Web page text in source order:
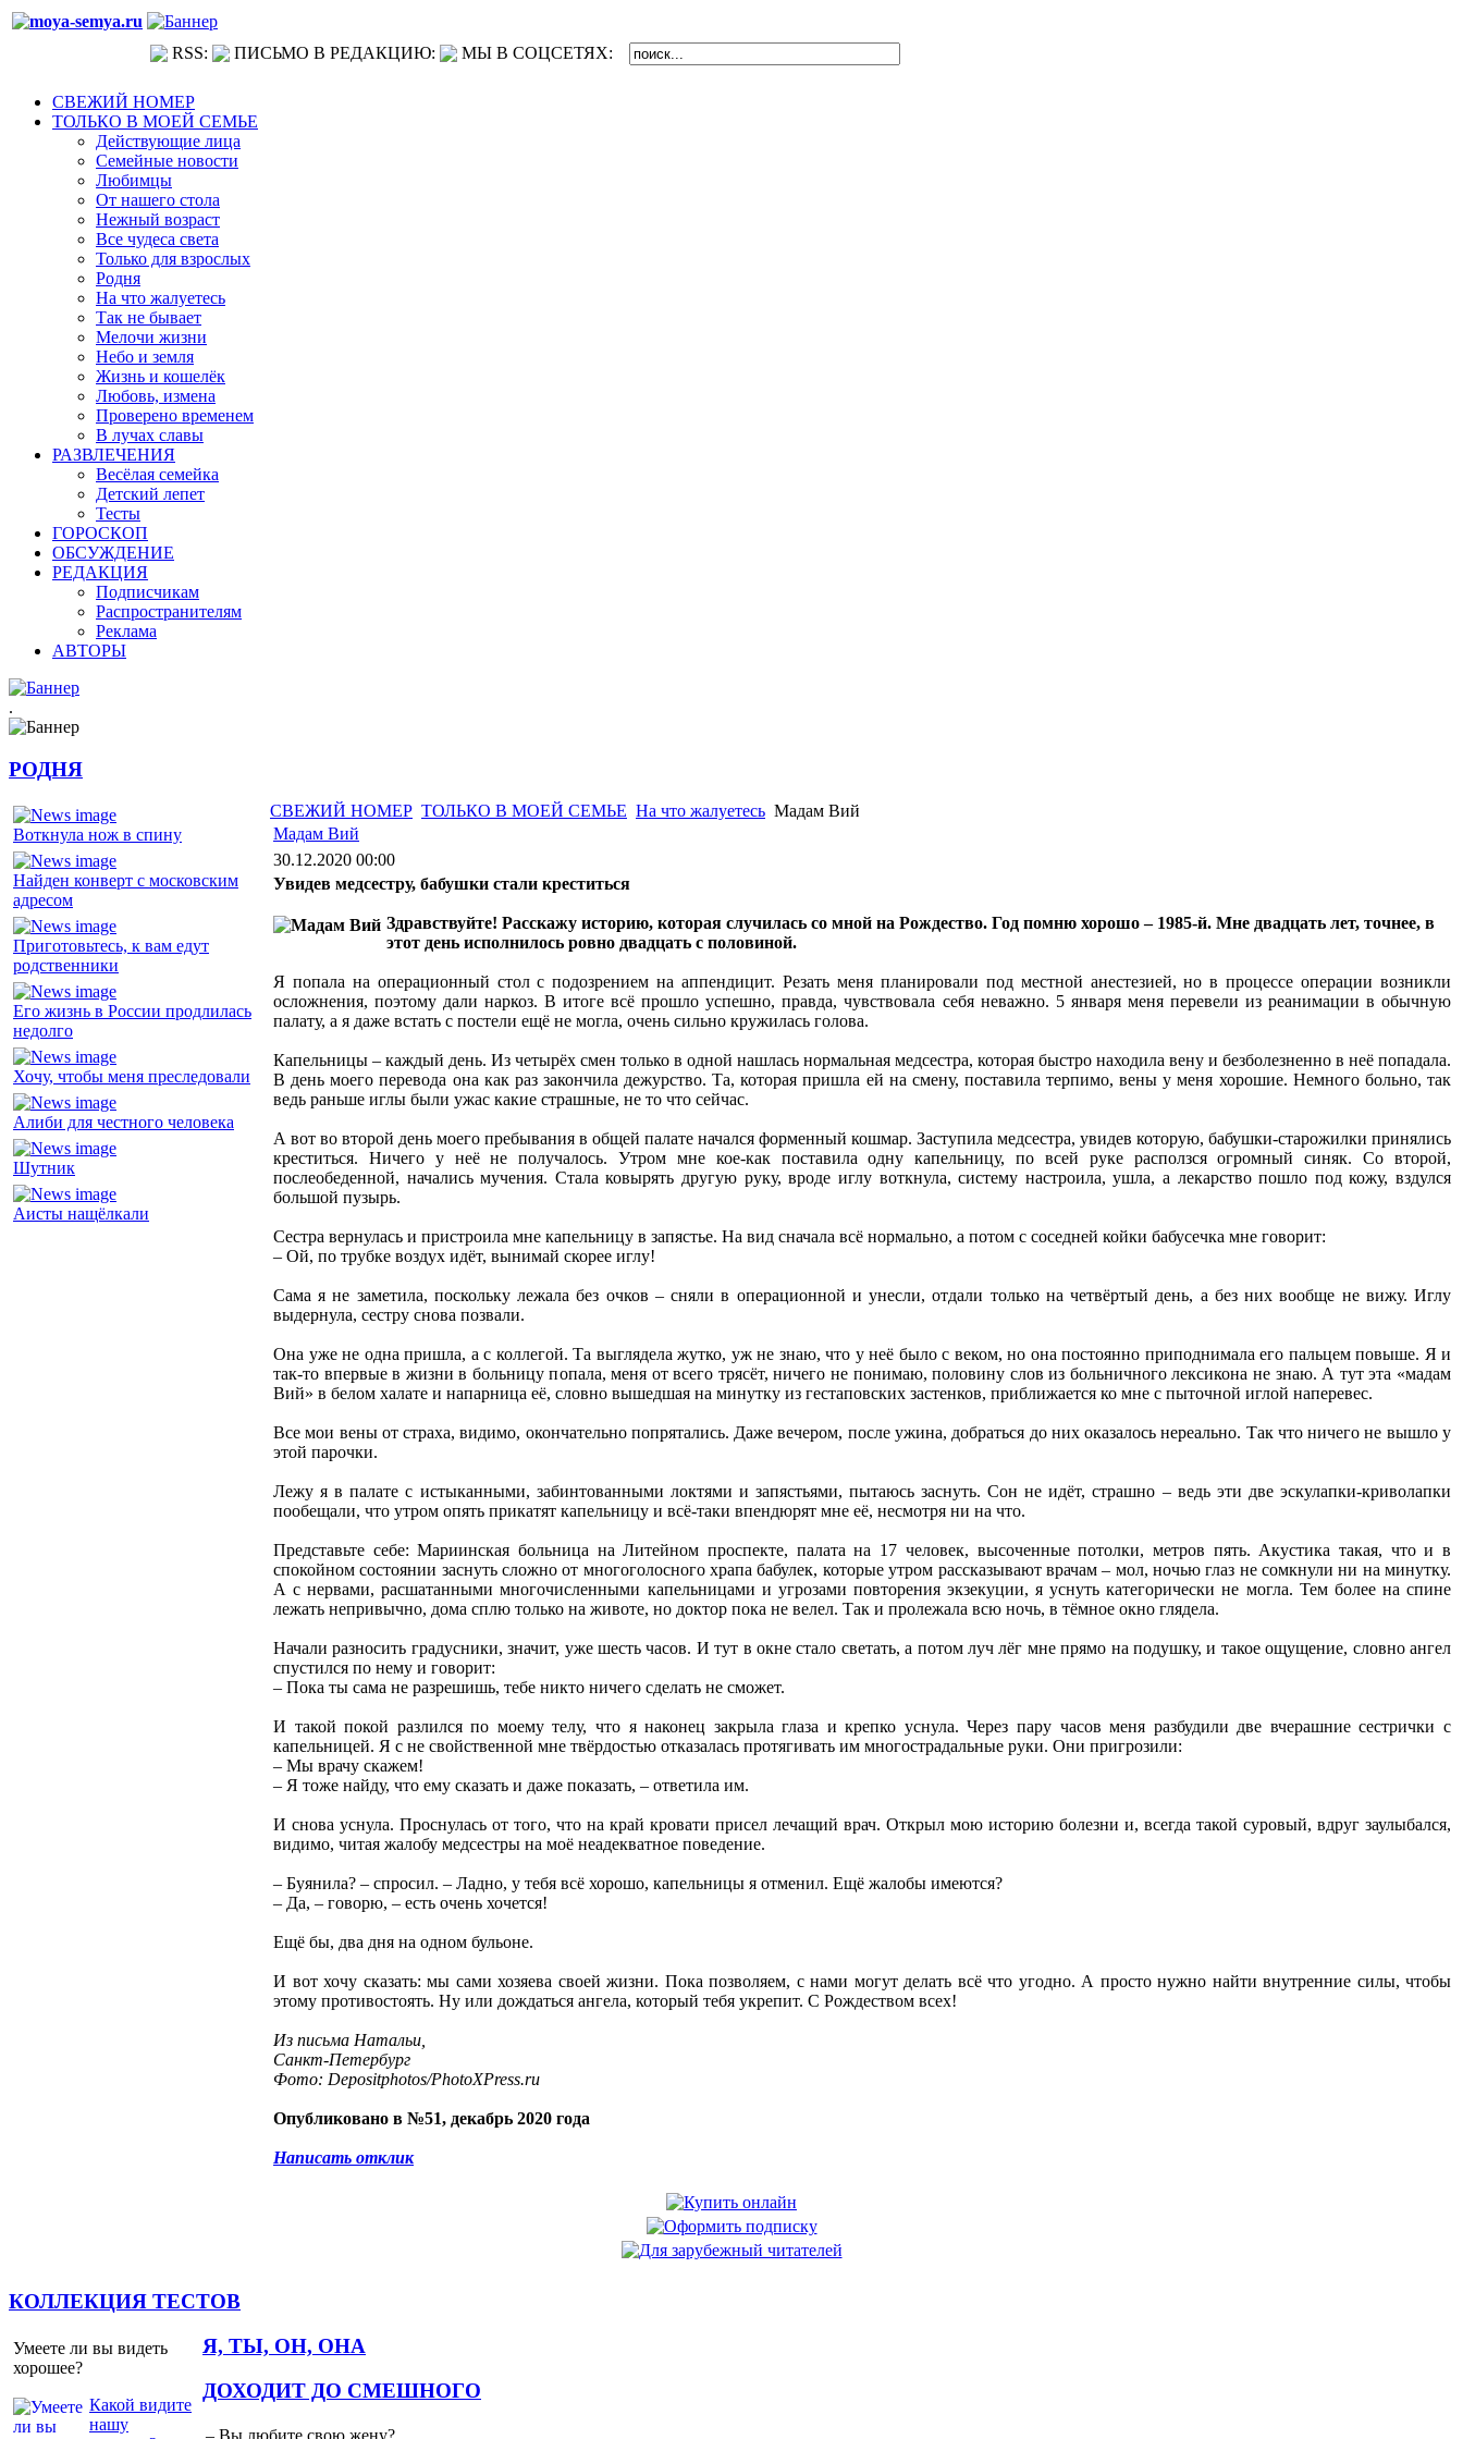
RSS: ПИСЬМО В РЕДАКЦИЮ: МЫ В СОЦСЕТЯХ:
СВЕЖИЙ НОМЕР
ТОЛЬКО В МОЕЙ СЕМЬЕ
Действующие лица
Семейные новости
Любимцы
От нашего стола
Нежный возраст
Все чудеса света
Только для взрослых
Родня
На что жалуетесь
Так не бывает
Мелочи жизни
Небо и земля
Жизнь и кошелёк
Любовь, измена
Проверено временем
В лучах славы
РАЗВЛЕЧЕНИЯ
Весёлая семейка
Детский лепет
Тесты
ГОРОСКОП
ОБСУЖДЕНИЕ
РЕДАКЦИЯ
Подписчикам
Распространителям
Реклама
АВТОРЫ
.
РОДНЯ
Воткнула нож в спину
Найден конверт с московским
адресом
Приготовьтесь, к вам едут
родственники
Его жизнь в России продлилась
недолго
Хочу, чтобы меня преследовали
Алиби для честного человека
Шутник
Аисты нащёлкали
СВЕЖИЙ НОМЕР ТОЛЬКО В МОЕЙ СЕМЬЕ На что жалуетесь Мадам Вий
Мадам Вий
30.12.2020 00:00
Увидев медсестру, бабушки стали креститься
Здравствуйте! Расскажу историю, которая случилась со мной на Рождество. Год помню хорошо – 1985-й. Мне двадцать лет, точнее, в
этот день исполнилось ровно двадцать с половиной.
Я попала на операционный стол с подозрением на аппендицит. Резать меня планировали под местной анестезией, но в процессе операции возникли
осложнения, поэтому дали наркоз. В итоге всё прошло успешно, правда, чувствовала себя неважно. 5 января меня перевели из реанимации в обычную
палату, а я даже встать с постели ещё не могла, очень сильно кружилась голова.
Капельницы – каждый день. Из четырёх смен только в одной нашлась нормальная медсестра, которая быстро находила вену и безболезненно в неё попадала.
В день моего перевода она как раз закончила дежурство. Та, которая пришла ей на смену, поставила терпимо, вены у меня хорошие. Немного больно, так
ведь раньше иглы были ужас какие страшные, не то что сейчас.
А вот во второй день моего пребывания в общей палате начался форменный кошмар. Заступила медсестра, увидев которую, бабушки-старожилки принялись
креститься. Ничего у неё не получалось. Утром мне кое-как поставила одну капельницу, по всей руке расползся огромный синяк. Со второй,
послеобеденной, начались мучения. Стала ковырять другую руку, вроде иглу воткнула, систему настроила, ушла, а лекарство пошло под кожу, вздулся
большой пузырь.
Сестра вернулась и пристроила мне капельницу в запястье. На вид сначала всё нормально, а потом с соседней койки бабусечка мне говорит:
– Ой, по трубке воздух идёт, вынимай скорее иглу!
Сама я не заметила, поскольку лежала без очков – сняли в операционной и унесли, отдали только на четвёртый день, а без них вообще не вижу. Иглу
выдернула, сестру снова позвали.
Она уже не одна пришла, а с коллегой. Та выглядела жутко, уж не знаю, что у неё было с веком, но она постоянно приподнимала его пальцем повыше. Я и
так-то впервые в жизни в больницу попала, меня от всего трясёт, ничего не понимаю, половину слов из больничного лексикона не знаю. А тут эта «мадам
Вий» в белом халате и напарница её, словно вышедшая на минутку из гестаповских застенков, приближается ко мне с пыточной иглой наперевес.
Все мои вены от страха, видимо, окончательно попрятались. Даже вечером, после ужина, добраться до них оказалось нереально. Так что ничего не вышло у
этой парочки.
Лежу я в палате с истыканными, забинтованными локтями и запястьями, пытаюсь заснуть. Сон не идёт, страшно – ведь эти две эскулапки-криволапки
пообещали, что утром опять прикатят капельницу и всё-таки впендюрят мне её, несмотря ни на что.
Представьте себе: Мариинская больница на Литейном проспекте, палата на 17 человек, высоченные потолки, метров пять. Акустика такая, что и в
спокойном состоянии заснуть сложно от многоголосного храпа бабулек, которые утром рассказывают врачам – мол, ночью глаз не сомкнули ни на минутку.
А с нервами, расшатанными многочисленными капельницами и угрозами повторения экзекуции, я уснуть категорически не могла. Тем более на спине
лежать непривычно, дома сплю только на животе, но доктор пока не велел. Так и пролежала всю ночь, в тёмное окно глядела.
Начали разносить градусники, значит, уже шесть часов. И тут в окне стало светать, а потом луч лёг мне прямо на подушку, и такое ощущение, словно ангел
спустился по нему и говорит:
– Пока ты сама не разрешишь, тебе никто ничего сделать не сможет.
И такой покой разлился по моему телу, что я наконец закрыла глаза и крепко уснула. Через пару часов меня разбудили две вчерашние сестрички с
капельницей. Я с не свойственной мне твёрдостью отказалась протягивать им многострадальные руки. Они пригрозили:
– Мы врачу скажем!
– Я тоже найду, что ему сказать и даже показать, – ответила им.
И снова уснула. Проснулась от того, что на край кровати присел лечащий врач. Открыл мою историю болезни и, всегда такой суровый, вдруг заулыбался,
видимо, читая жалобу медсестры на моё неадекватное поведение.
– Буянила? – спросил. – Ладно, у тебя всё хорошо, капельницы я отменил. Ещё жалобы имеются?
– Да, – говорю, – есть очень хочется!
Ещё бы, два дня на одном бульоне.
И вот хочу сказать: мы сами хозяева своей жизни. Пока позволяем, с нами могут делать всё что угодно. А просто нужно найти внутренние силы, чтобы
этому противостоять. Ну или дождаться ангела, который тебя укрепит. С Рождеством всех!
Из письма Натальи,
Санкт-Петербург
Фото: Depositphotos/PhotoXPress.ru
Опубликовано в №51, декабрь 2020 года
Написать отклик
КОЛЛЕКЦИЯ ТЕСТОВ
Умеете ли вы видеть
хорошее?
Какой видите
нашу
Я, ТЫ, ОН, ОНА
ДОХОДИТ ДО СМЕШНОГО